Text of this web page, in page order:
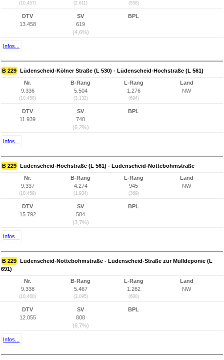
(10.457) (2.611) (558)
DTV
13.458
SV
619
(4,6%)
BPL
Infos...
B 229 Lüdenscheid-Kölner Straße (L 530) - Lüdenscheid-Hochstraße (L 561)
Nr.
9.336
(10.458)
B-Rang
5.504
(3.132)
L-Rang
1.276
(694)
Land
NW
DTV
11.939
SV
740
(6,2%)
BPL
Infos...
B 229 Lüdenscheid-Hochstraße (L 561) - Lüdenscheid-Nottebohmstraße
Nr.
9.337
(10.459)
B-Rang
4.274
(1.934)
L-Rang
945
(369)
Land
NW
DTV
15.792
SV
584
(3,7%)
BPL
Infos...
B 229 Lüdenscheid-Nottebohmstraße - Lüdenscheid-Straße zur Mülldeponie (L
691)
Nr.
9.338
(10.460)
B-Rang
5.467
(3.095)
L-Rang
1.262
(680)
Land
NW
DTV
12.055
SV
808
(6,7%)
BPL
Infos...